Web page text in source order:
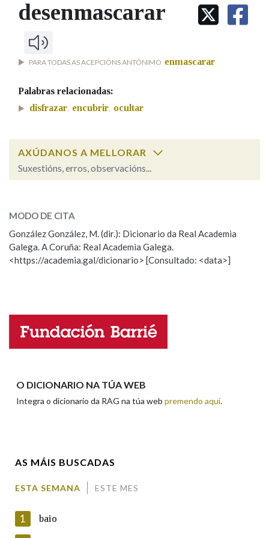
IDENTIDADE CORPORATIVA
MARCIAL DEL ADALID
FIGURAS HOMENAXEADAS
Facebook
TwitterYoutubeInstagram
Bluesky
BUSCAR NOS LEMAS
Comeza por
Remata por
Nos exemplos
Marcas gramaticais
desenmascarar
PARA TODAS AS ACEPCIÓNS ANTÓNIMO enmascarar
Palabras relacionadas:
disfrazar, encubrir, ocultar
AXÚDANOS A MELLORAR
Suxestións, erros, observacións...
ESCOLLE UNHA OPCIÓN:
Observación Hai un erro na palabra
Propoño mellorar a definición
Nome
MODO DE CITA
González González, M. (dir.): Dicionario da Real Academia
Galega. A Coruña: Real Academia Galega.
<https://academia.gal/dicionario> [Consultado: <data>]
O DICIONARIO NA TÚA WEB
Integra o dicionario da RAG na túa web premendo aquí.
AS MÁIS BUSCADAS
ESTA SEMANA ESTE MES
1 baio